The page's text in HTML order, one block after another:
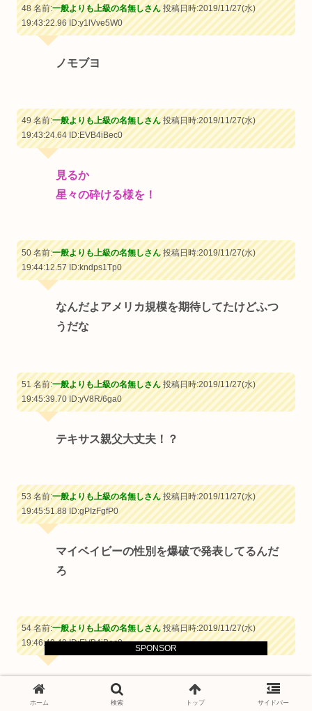
SPONSOR
48 名前:一般よりも上級の名無しさん投稿日時:2019/11/27(水)
19:43:22.96ID:y1lVve5W0
ノモブヨ
49 名前:一般よりも上級の名無しさん投稿日時:2019/11/27(水)
19:43:24.64ID:EVB4iBec0
見るか
星々の砕ける様を！
50 名前:一般よりも上級の名無しさん投稿日時:2019/11/27(水)
19:44:12.57ID:kndps1Tp0
なんだよアメリカ規模を期待してたけどふつ
うだな
51 名前:一般よりも上級の名無しさん投稿日時:2019/11/27(水)
19:45:39.70ID:yV8R/6ga0
テキサス親父大丈夫！？
53 名前:一般よりも上級の名無しさん投稿日時:2019/11/27(水)
19:45:51.88ID:gPIzFgfP0
マイベイビーの性別を爆破で発表してるんだ
ろ
54 名前:一般よりも上級の名無しさん投稿日時:2019/11/27(水)
19:46:49.40ID:EVB4iBec0
天津の爆発はすごかったな
ホーム 検索 トップ サイドバー